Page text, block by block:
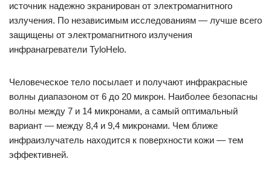
источник надежно экранирован от электромагнитного
излучения. По независимым исследованиям — лучше всего
защищены от электромагнитного излучения
инфранагреватели TyloHelo.
Человеческое тело посылает и получают инфракрасные
волны диапазоном от 6 до 20 микрон. Наиболее безопасны
волны между 7 и 14 микронами, а самый оптимальный
вариант — между 8,4 и 9,4 микронами. Чем ближе
инфраизлучатель находится к поверхности кожи — тем
эффективней.